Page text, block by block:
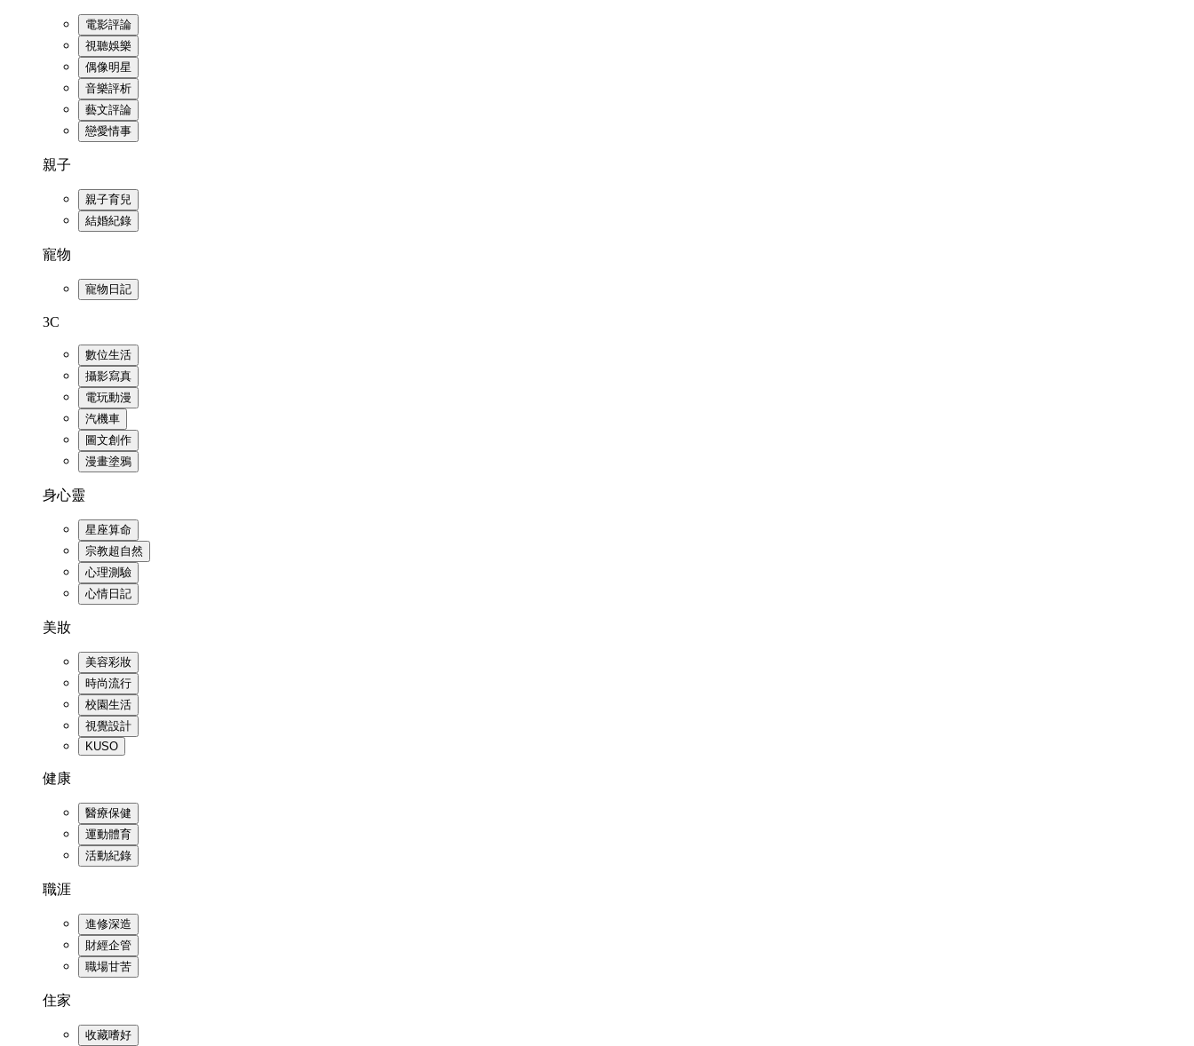
電影評論
視聽娛樂
偶像明星
音樂評析
藝文評論
戀愛情事
親子
親子育兒
結婚紀錄
寵物
寵物日記
3C
數位生活
攝影寫真
電玩動漫
汽機車
圖文創作
漫畫塗鴉
身心靈
星座算命
宗教超自然
心理測驗
心情日記
美妝
美容彩妝
時尚流行
校園生活
視覺設計
KUSO
健康
醫療保健
運動體育
活動紀錄
職涯
進修深造
財經企管
職場甘苦
住家
收藏嗜好